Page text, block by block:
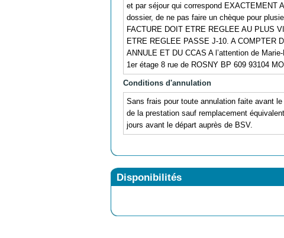
et par séjour qui correspond EXACTEMENT
dossier, de ne pas faire un chèque pour
FACTURE DOIT ETRE REGLEE AU PLUS
ETRE REGLEE PASSE J-10. A COMPTER
ANNULE ET DU CCAS A l’attention de
1er étage 8 rue de ROSNY BP 609 93104
Conditions d'annulation
Sans frais pour toute annulation faite avant
de la prestation sauf remplacement
jours avant le départ auprès de BSV.
Disponibilités